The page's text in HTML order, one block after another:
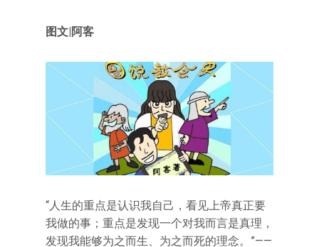
图文|阿客
“人生的重点是认识我自己，看见上帝真正要
我做的事；重点是发现一个对我而言是真理，
发现我能够为之而生、为之而死的理念。”——